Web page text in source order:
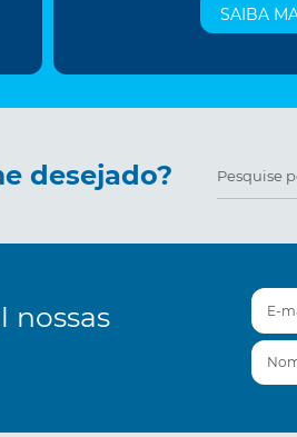
SAIBA
desejado?
nossas
E-mail
Nome